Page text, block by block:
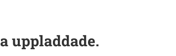
uppladdade.